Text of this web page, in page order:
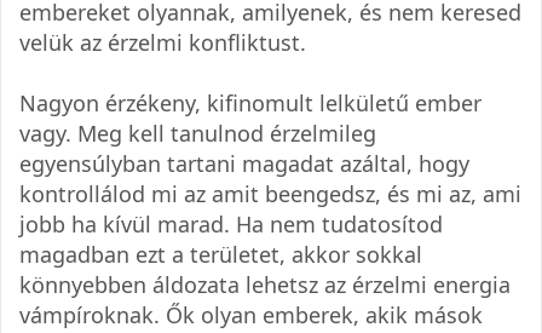
embereket olyannak, amilyenek, és nem keresed
velük az érzelmi konfliktust.
Nagyon érzékeny, kifinomult lelkületű ember
vagy. Meg kell tanulnod érzelmileg
egyensúlyban tartani magadat azáltal, hogy
kontrollálod mi az amit beengedsz, és mi az, ami
jobb ha kívül marad. Ha nem tudatosítod
magadban ezt a területet, akkor sokkal
könnyebben áldozata lehetsz az érzelmi energia
vámpíroknak. Ők olyan emberek, akik mások